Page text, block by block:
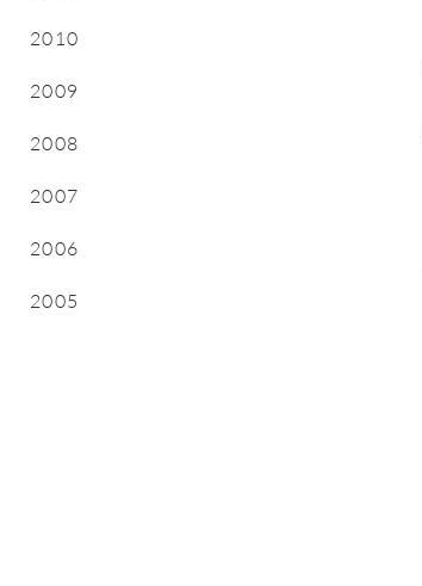
2010
2009
2008
2007
2006
2005